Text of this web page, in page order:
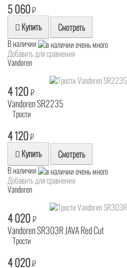
5 060₽
Купить Смотреть
В наличии
Добавить для сравнения
Vandoren
4 120₽
Vandoren SR2235
Трости
4 120₽
Купить Смотреть
В наличии
Добавить для сравнения
Vandoren
4 020₽
Vandoren SR303R JAVA Red Cut
Трости
4 020₽